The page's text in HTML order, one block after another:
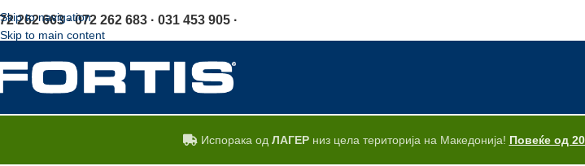
Skip to navigation
Skip to main content
262 663 · 072 262 683 · 031 453 905 ·
Испорака од ЛАГЕРниз цела територија на Македонија! Повеќе од